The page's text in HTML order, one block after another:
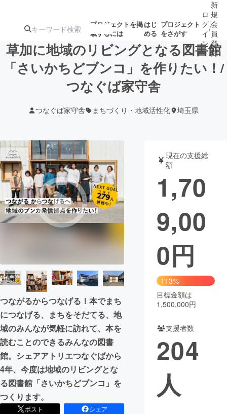
プロジェクトを掲
載するには
はじ
める
プロジェクト
をさがす
注目のリ 注目の新着プロ
ジェクト
募集終了が近いプ
テクノロジー・ガジェット
映像・映画 書籍・雑誌
ビジネス・起業 チャレンジ
まちづくり・地域活性化
CAMPFIRE for Social Good CAMPFIRE Creation
CAMPFIREふるさと納税
コミュニティ
ロ
グ
イ
ン
/
新
規
会
員
登
録
草加に地域のリビングとなる図書館
「さいかちどブンコ」を作りたい！/
つなぐば家守舎
つなぐば家守舎 まちづくり・地域活性化 埼玉県
つながるからつなげる！本でまち
につなげる、まちをそだてる、地
域のみんなが気軽に訪れて、本を
読むことのできるみんなの図書
館。シェアアトリエつなぐばから
4年、今度は地域のリビングとな
る図書館「さいかちどブンコ」を
つくります。
ポスト
シェア
現在の支援総
額
1,70
9,00
0円
113%
目標金額は
1,500,000円
支援者数
204
人